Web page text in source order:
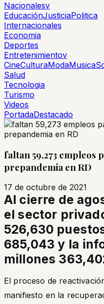
Nacionalesv
EducaciónJusticiaPolitica
Internacionales
Economia
Deportes
Entretenimientov
CineCulturaModaMusica
Salud
Tecnologia
Turismo
Videos
PortadaDestacado
faltan 59,273 empleos
prepandemia en RD
17 de octubre de 2021
Al cierre de
el sector
526,630
685,043 y la
millones
El proceso de
manifiesto en la